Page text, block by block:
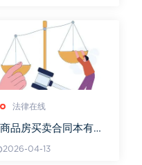
法律在线
商品房买卖合同本有几
2026-04-13